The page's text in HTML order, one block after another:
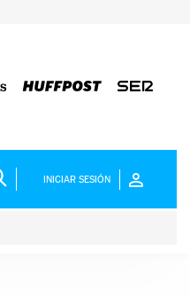
INICIAR SESIÓN